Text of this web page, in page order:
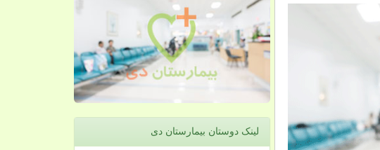
لینک دوستان بیمارستان دی